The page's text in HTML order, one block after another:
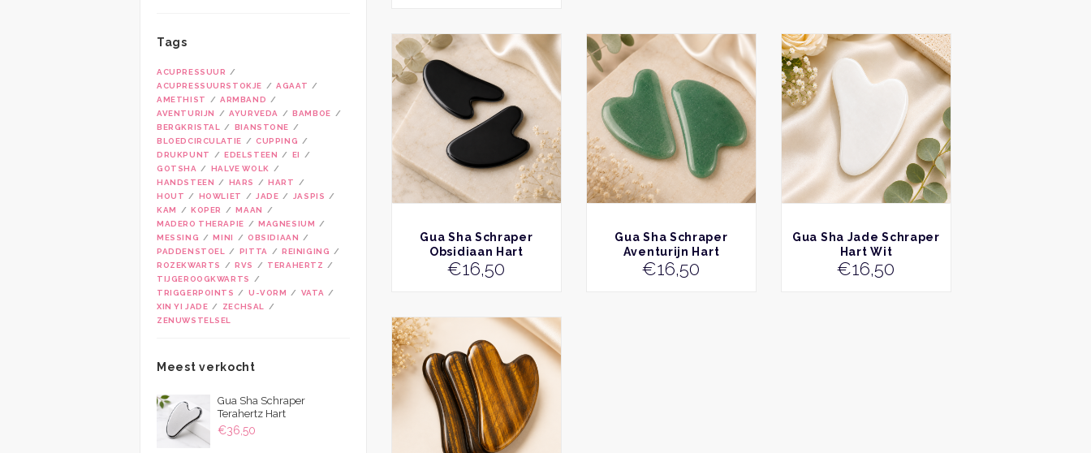
BEKIJK
Gua Sha Schraper
Obsidiaan Hart
€16,50
BEKIJK
Gua Sha Schraper
Aventurijn Hart
€16,50
BEKIJK
Gua Sha Jade Schraper
Hart Wit
€16,50
Tags
ACUPRESSUUR
ACUPRESSUURSTOKJE
AGAAT
AMETHIST
ARMBAND
AVENTURIJN
AYURVEDA
BAMBOE
BERGKRISTAL
BIANSTONE
BLOEDCIRCULATIE
CUPPING
DRUKPUNT
EDELSTEEN
EI
GOTSHA
HALVE WOLK
HANDSTEEN
HARS
HART
HOUT
HOWLIET JADE
JASPIS
KAM
KOPER
MAAN
MADERO THERAPIE
MAGNESIUM
MESSING
MINI
OBSIDIAAN
PADDENSTOEL
PITTA
REINIGING
ROZEKWARTS
RVS
TERAHERTZ
TIJGEROOGKWARTS
TRIGGERPOINTS
U-VORM
VATA
XIN YI JADE
ZECHSAL
ZENUWSTELSEL
Meest verkocht
Gua Sha Schraper
Terahertz Hart
€36,50